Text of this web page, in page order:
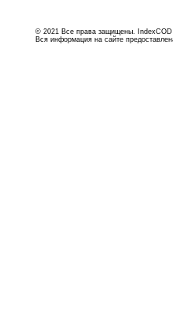
© 2021 Все права защищены.
Вся информация на сайте